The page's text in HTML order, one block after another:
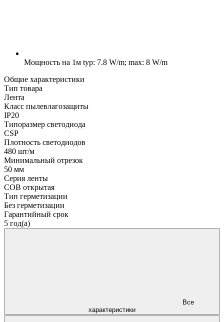
Мощность на 1м typ: 7.8 W/m; max: 8 W/m
Общие характеристики
Тип товара
Лента
Класс пылевлагозащиты
IP20
Типоразмер светодиода
CSP
Плотность светодиодов
480 шт/м
Минимальный отрезок
50 мм
Серия ленты
COB открытая
Тип герметизации
Без герметизации
Гарантийный срок
5 год(а)
характеристики